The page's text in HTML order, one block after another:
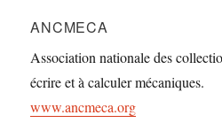
ANCMECA
Association nationale des
écrire et à calculer mécaniques.
www.ancmeca.org